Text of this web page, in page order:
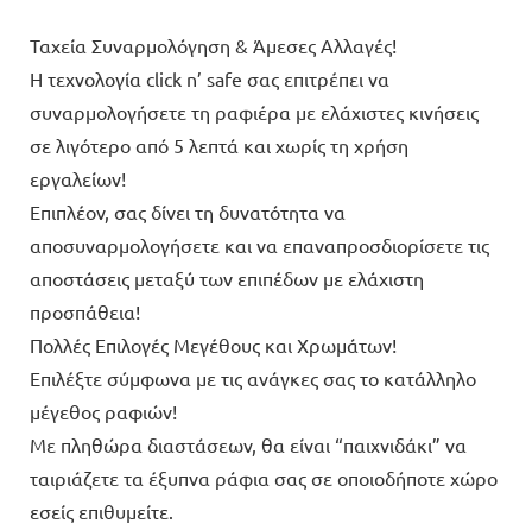
Ταχεία Συναρμολόγηση & Άμεσες Αλλαγές!
Η τεχνολογία click n’ safe σας επιτρέπει να
συναρμολογήσετε τη ραφιέρα με ελάχιστες κινήσεις
σε λιγότερο από 5 λεπτά και χωρίς τη χρήση
εργαλείων!
Επιπλέον, σας δίνει τη δυνατότητα να
αποσυναρμολογήσετε και να επαναπροσδιορίσετε τις
αποστάσεις μεταξύ των επιπέδων με ελάχιστη
προσπάθεια!
Πολλές Επιλογές Μεγέθους και Χρωμάτων!
Επιλέξτε σύμφωνα με τις ανάγκες σας το κατάλληλο
μέγεθος ραφιών!
Με πληθώρα διαστάσεων, θα είναι “παιχνιδάκι” να
ταιριάζετε τα έξυπνα ράφια σας σε οποιοδήποτε χώρο
εσείς επιθυμείτε.